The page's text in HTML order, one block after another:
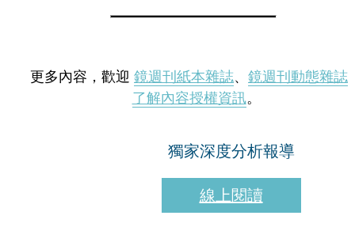
更多內容，歡迎 鏡週刊紙本雜誌、 鏡週刊動態雜誌
了解內容授權資訊。
獨家深度分析報導
線上閱讀